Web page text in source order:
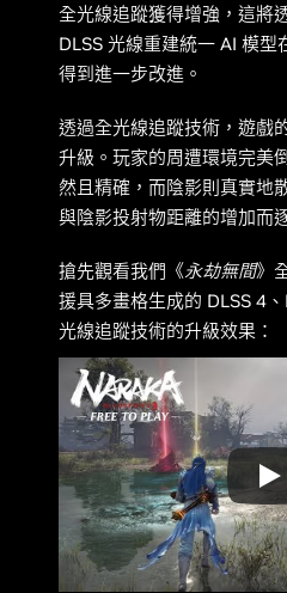
全光線追蹤獲得增強，這將
DLSS 光線重建統一 AI 模型
得到進一步改進。
透過全光線追蹤技術，遊戲
升級。玩家的周遭環境完美
然且精確，而陰影則真實地
與陰影投射物距離的增加而
搶先觀看我們《永劫無間》
援具多畫格生成的 DLSS 4
光線追蹤技術的升級效果：